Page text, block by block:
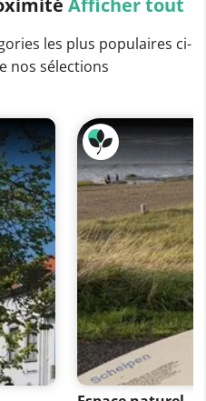
Afficher tout
les plus populaires ci-
nos sélections